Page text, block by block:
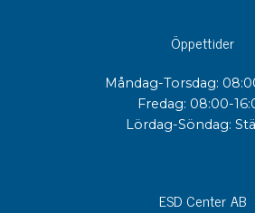
Öppettider
Måndag-Torsdag:
Fredag: 08:00-
Lördag-Söndag:
ESD Center AB